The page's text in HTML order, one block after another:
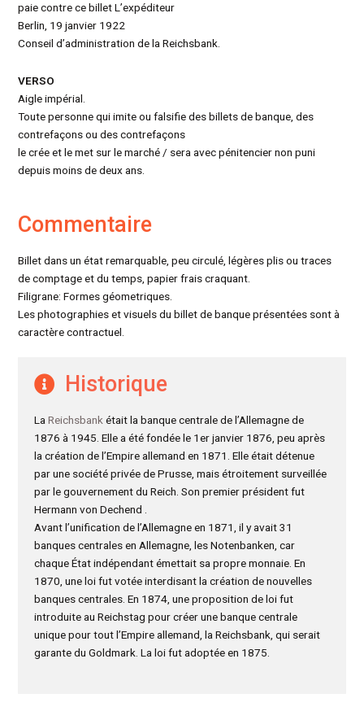
paie contre ce billet L’expéditeur
Berlin, 19 janvier 1922
Conseil d’administration de la Reichsbank.
VERSO
Aigle impérial.
Toute personne qui imite ou falsifie des billets de banque, des
contrefaçons ou des contrefaçons
le crée et le met sur le marché / sera avec pénitencier non puni
depuis moins de deux ans.
Commentaire
Billet dans un état remarquable, peu circulé, légères plis ou traces
de comptage et du temps, papier frais craquant.
Filigrane: Formes géometriques.
Les photographies et visuels du billet de banque présentées sont à
caractère contractuel.
Historique
LaReichsbank était la banque centrale de l’Allemagne de
1876 à 1945. Elle a été fondée le 1er janvier 1876, peu après
la création de l’Empire allemand en 1871. Elle était détenue
par une société privée de Prusse, mais étroitement surveillée
par le gouvernement du Reich. Son premier président fut
Hermann von Dechend .
Avant l’unification de l’Allemagne en 1871, il y avait 31
banques centrales en Allemagne, les Notenbanken, car
chaque État indépendant émettait sa propre monnaie. En
1870, une loi fut votée interdisant la création de nouvelles
banques centrales. En 1874, une proposition de loi fut
introduite au Reichstag pour créer une banque centrale
unique pour tout l’Empire allemand, la Reichsbank, qui serait
garante du Goldmark. La loi fut adoptée en 1875.